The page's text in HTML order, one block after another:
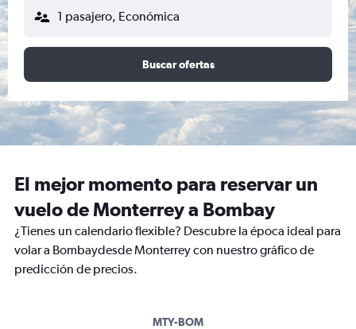
1 pasajero, Económica
Buscar ofertas
El mejor momento para reservar un
vuelo de Monterrey a Bombay
¿Tienes un calendario flexible? Descubre la época ideal para
volar a Bombaydesde Monterrey con nuestro gráfico de
predicción de precios.
MTY-BOM